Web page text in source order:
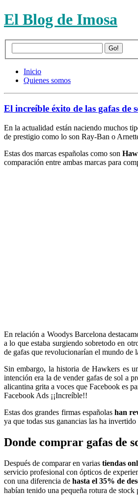
El Blog de Imosa
Inicio
Quienes somos
El increíble éxito de las gafas de
En la actualidad están naciendo muchos
de prestigio como lo son Ray-Ban o
Estas dos marcas españolas como son
comparación entre ambas marcas para
En relación a Woodys Barcelona
a lo que estaba surgiendo sobretodo en
de gafas que revolucionarían el mundo de
Sin embargo, la historia de Hawkers es
intención era la de vender gafas de sol a
alicantina grita a voces que Facebook es
Facebook Ads ¡¡Increíble!!
Estas dos grandes firmas españolas han
ya que todas sus ganancias las ha
Donde comprar gafas de
Después de comparar en varias tiendas
servicio profesional con ópticos de
con una diferencia de hasta el 35% de
habían tenido una pequeña rotura de